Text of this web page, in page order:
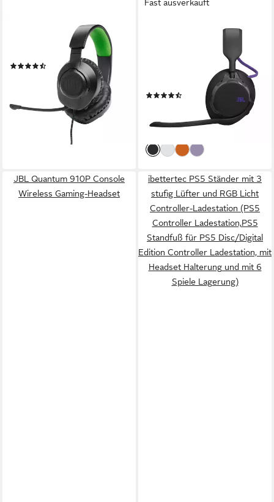
Quantum 100 Gaming-
(27)
UVP39,99 €
lieferbar - in 3-4 Werktagen bei dir
Fast ausverkauft
Gaming-Headset für mehrere
Plattformen Gaming-Headset
(Freisprechfunktion, A2DP
Bluetooth)
149,99 €
-27%
JBL Quantum 910P Console
Wireless Gaming-Headset
ibettertec PS5 Ständer mit 3
stufig Lüfter und RGB Licht
Controller-Ladestation (PS5
Controller Ladestation,PS5
Standfuß für PS5 Disc/Digital
Edition Controller Ladestation, mit
Headset Halterung und mit 6
Spiele Lagerung)